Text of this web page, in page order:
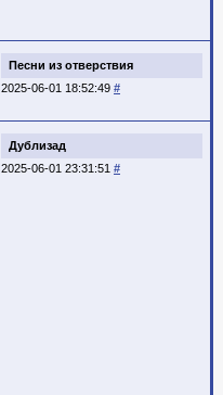
Песни из отверствия
2025-06-01 18:52:49 #
Дублизад
2025-06-01 23:31:51 #